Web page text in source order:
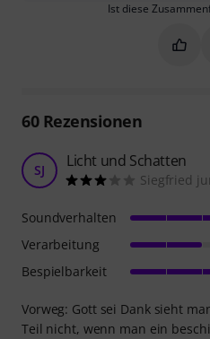
Ist diese
60Rezensionen
SJ Licht und Schatten
Siegfried
Vorweg: Gott sei Dank sieht
Teil nicht, wenn man ein
Soundverhalten
Verarbeitung
Bespielbarkeit